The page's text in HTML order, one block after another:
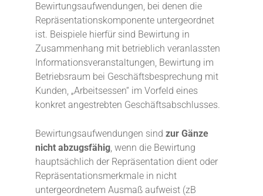
Bewirtungsaufwendungen, bei denen die
Repräsentationskomponente untergeordnet
ist. Beispiele hierfür sind Bewirtung in
Zusammenhang mit betrieblich veranlassten
Informationsveranstaltungen, Bewirtung im
Betriebsraum bei Geschäftsbesprechung mit
Kunden, „Arbeitsessen“ im Vorfeld eines
konkret angestrebten Geschäftsabschlusses.
Bewirtungsaufwendungen sind zur Gänze
nicht abzugsfähig, wenn die Bewirtung
hauptsächlich der Repräsentation dient oder
Repräsentationsmerkmale in nicht
untergeordnetem Ausmaß aufweist (zB